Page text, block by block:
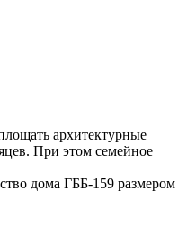
архитектурные
При этом семейное
дома ГББ-159 размером